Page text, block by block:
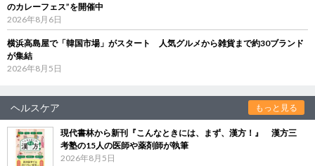
のカレーフェス”を開催中
2026年8月6日
横浜高島屋で「韓国市場」がスタート 人気グルメから雑貨まで約30ブランド
が集結
2026年8月5日
ヘルスケア もっと見る
現代書林から新刊『こんなときには、まず、漢方！』 漢方三
考塾の15人の医師や薬剤師が執筆
2026年8月5日